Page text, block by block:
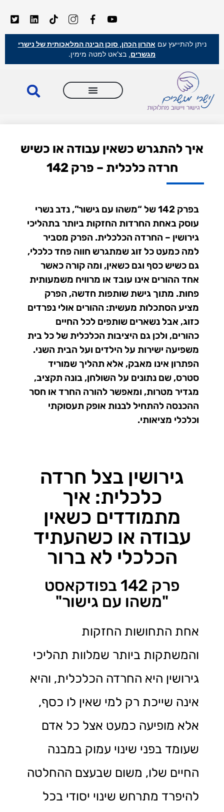
ניתן להתייעץ עם אהרון הכהן, סוכן הבינה המלאכותית של נישרי
מגשרים, בצ'אט למטה מימין.
איך להתגרש כשאין עבודה או כשיש
חרדה כלכלית – פרק 142
בפרק 142 של “משהו עם גישור”, נדב נשרי
עוסק באחת החרדות החזקות ביותר בתהליכי
גירושין – החרדה הכלכלית. הפרק מסביר
למה כמעט כל זוג שמתגרש חווה פחד כלכלי,
גם כשיש כסף וגם כשאין, ומה קורה כאשר
אחד ההורים אינו עובד או מרוויח משמעותית
פחות. מתוך גישת שותפות חדשה, הפרק
מציע הסתכלות מעשית: ההורים אולי נפרדים
כזוג, אבל נשארים שותפים לכל החיים
כהורים, ולכן גם היציבות הכלכלית של כל בית
משפיעה ישירות על הילדים ועל הבית השני.
הפתרון אינו מאבק, אלא תהליך שמוריד
סטרס, שם נתונים על השולחן, בונה תקציב,
מגדיר מטרות, ומאפשר להורה החרד או חסר
ההכנסה להתחיל לבנות אופק תעסוקתי
וכלכלי מציאותי.
גירושין בצל חרדה
כלכלית: איך
מתמודדים כשאין
עבודה או כשהעתיד
הכלכלי לא ברור
פרק 142 בפודקאסט
"משהו עם גישור"
אחת התחושות החזקות
והמשתקות ביותר שמלוות תהליכי
גירושין היא החרדה הכלכלית, והיא
אינה שייכת רק למי שאין לו כסף,
אלא מופיעה כמעט אצל כל אדם
שעומד בפני שינוי עמוק במבנה
החיים שלו, משום שבעצם ההחלטה
להיפרד מתרחש שינוי יסודי בכל